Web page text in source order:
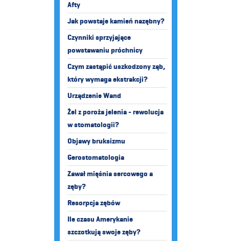
Afty
Jak powstaje kamień nazębny?
Czynniki sprzyjające
powstawaniu próchnicy
Czym zastąpić uszkodzony ząb,
który wymaga ekstrakcji?
Urządzenie Wand
Żel z poroża jelenia - rewolucja
w stomatologii?
Objawy bruksizmu
Gerostomatologia
Zawał mięśnia sercowego a
zęby?
Resorpcja zębów
Ile czasu Amerykanie
szczotkują swoje zęby?